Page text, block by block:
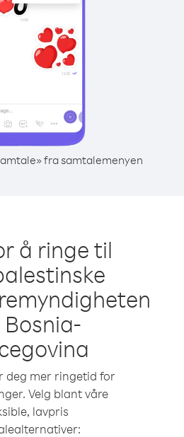
fra samtalemenyen
å ringe til
deg mer ringetid for
Velg blant våre
lavpris